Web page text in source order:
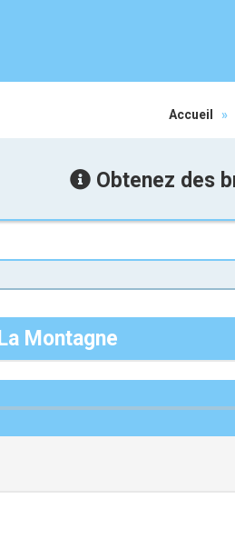
Accueil »
Obtenez des
Montagne